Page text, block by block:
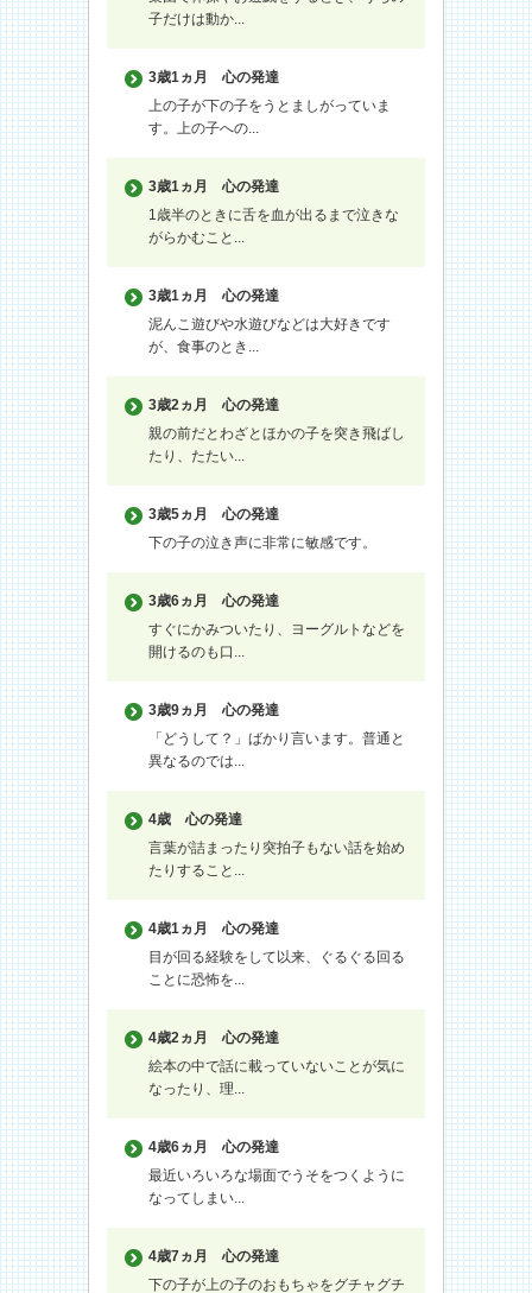
子だけは動か...
3歳1ヵ月
心の発達
上の子が下の子をうとましがっていま
す。上の子への...
3歳1ヵ月
心の発達
1歳半のときに舌を血が出るまで泣きな
がらかむこと...
3歳1ヵ月
心の発達
泥んこ遊びや水遊びなどは大好きです
が、食事のとき...
3歳2ヵ月
心の発達
親の前だとわざとほかの子を突き飛ばし
たり、たたい...
3歳5ヵ月
心の発達
下の子の泣き声に非常に敏感です。
3歳6ヵ月
心の発達
すぐにかみついたり、ヨーグルトなどを
開けるのも口...
3歳9ヵ月
心の発達
「どうして？」ばかり言います。普通と
異なるのでは...
4歳
心の発達
言葉が詰まったり突拍子もない話を始め
たりすること...
4歳1ヵ月
心の発達
目が回る経験をして以来、ぐるぐる回る
ことに恐怖を...
4歳2ヵ月
心の発達
絵本の中で話に載っていないことが気に
なったり、理...
4歳6ヵ月
心の発達
最近いろいろな場面でうそをつくように
なってしまい...
4歳7ヵ月
心の発達
下の子が上の子のおもちゃをグチャグチ